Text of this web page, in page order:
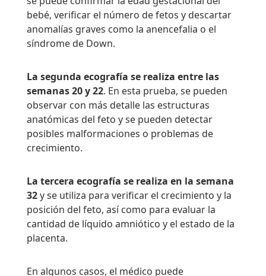
bebé, verificar el número de fetos y descartar
anomalías graves como la anencefalia o el
síndrome de Down.
La segunda ecografía se realiza entre las
semanas 20 y 22. En esta prueba, se pueden
observar con más detalle las estructuras
anatómicas del feto y se pueden detectar
posibles malformaciones o problemas de
crecimiento.
La tercera ecografía se realiza en la semana
32y se utiliza para verificar el crecimiento y la
posición del feto, así como para evaluar la
cantidad de líquido amniótico y el estado de la
placenta.
En algunos casos, el médico puede